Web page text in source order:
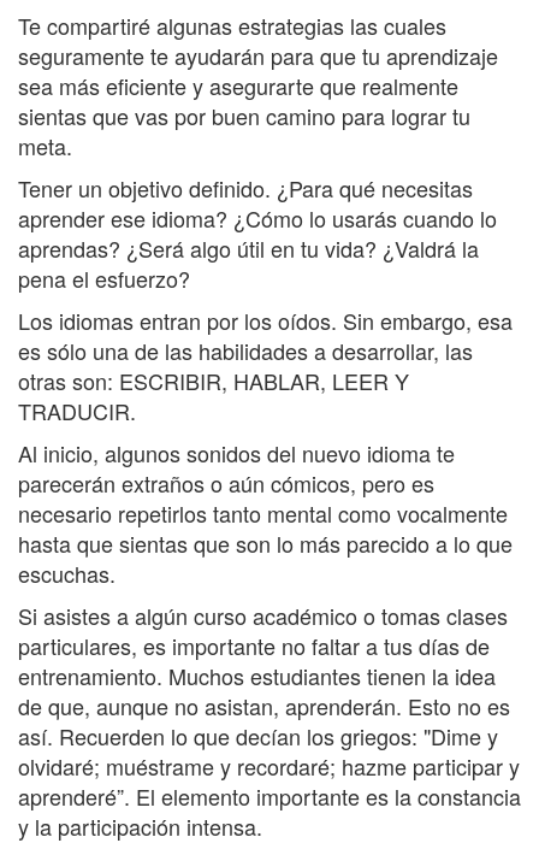
Te compartiré algunas estrategias las cuales
seguramente te ayudarán para que tu aprendizaje
sea más eficiente y asegurarte que realmente
sientas que vas por buen camino para lograr tu
meta.
Tener un objetivo definido. ¿Para qué necesitas
aprender ese idioma? ¿Cómo lo usarás cuando lo
aprendas? ¿Será algo útil en tu vida? ¿Valdrá la
pena el esfuerzo?
Los idiomas entran por los oídos. Sin embargo, esa
es sólo una de las habilidades a desarrollar, las
otras son: ESCRIBIR, HABLAR, LEER Y
TRADUCIR.
Al inicio, algunos sonidos del nuevo idioma te
parecerán extraños o aún cómicos, pero es
necesario repetirlos tanto mental como vocalmente
hasta que sientas que son lo más parecido a lo que
escuchas.
Si asistes a algún curso académico o tomas clases
particulares, es importante no faltar a tus días de
entrenamiento. Muchos estudiantes tienen la idea
de que, aunque no asistan, aprenderán. Esto no es
así. Recuerden lo que decían los griegos: "Dime y
olvidaré; muéstrame y recordaré; hazme participar y
aprenderé”. El elemento importante es la constancia
y la participación intensa.